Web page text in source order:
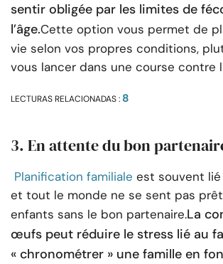
sentir obligée par les limites de
l’âge.Cette option vous permet de
vie selon vos propres conditions,
vous lancer dans une course contre
LECTURAS RELACIONADAS : 8
3. En attente du bon
Planification familiale est souvent
et tout le monde ne se sent pas
enfants sans le bon partenaire.La
œufs peut réduire le stress lié au
« chronométrer » une famille en